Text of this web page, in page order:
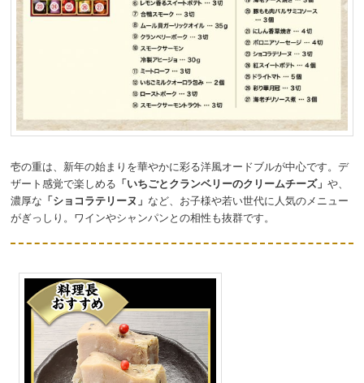
壱の重は、新年の始まりを華やかに彩る洋風オードブルが中心です。デ
ザート感覚で楽しめる 「いちごとクランベリーのクリームチーズ」や、
濃厚な 「ショコラテリーヌ」 など、お子様や若い世代に人気のメニュー
がぎっしり。ワインやシャンパンとの相性も抜群です。